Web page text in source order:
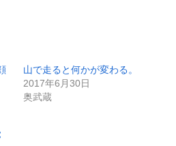
山で走ると何かが変わる。
2017年6月30日
奥武蔵